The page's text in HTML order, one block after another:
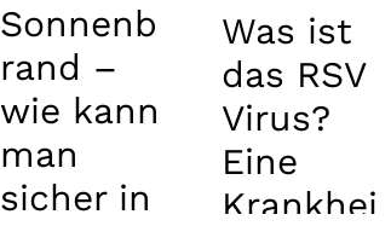
Sonnenb
rand –
wie kann
man
sicher in
Was ist
das RSV
Virus?
Eine
Krankhei